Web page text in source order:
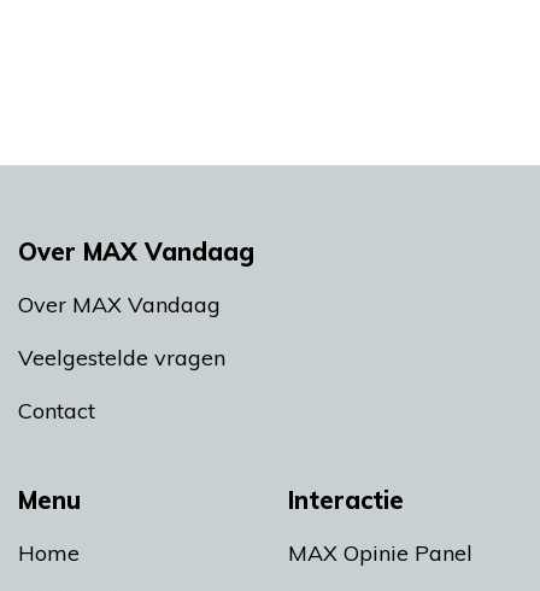
Menu
Home
Interactie
MAX Opinie Panel
Over MAX Vandaag
Over MAX Vandaag
Veelgestelde vragen
Contact